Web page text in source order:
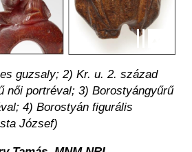
guzsaly; 2) Kr. u. 2. század
női portréval; 3) Borostyángyűrű
4) Borostyán figurális
József)